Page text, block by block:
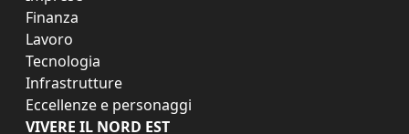
Finanza
Lavoro
Tecnologia
Infrastrutture
Eccellenze e personaggi
VIVERE IL NORD EST